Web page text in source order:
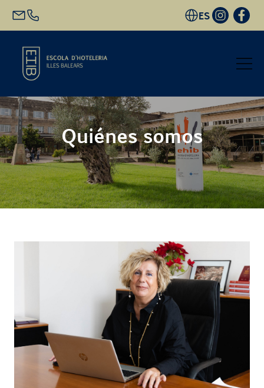
ES
Inicio
Oferta académica
Futuro alumnado
Uib
Quiénes somos